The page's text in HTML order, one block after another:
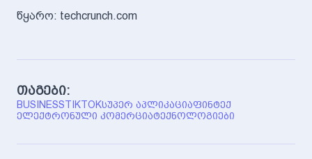
წყარო: techcrunch.com
თაგები:
BUSINESSTIKTOKᲡᲣᲞᲔᲠ ᲐᲞᲚᲘᲙᲐᲪᲘᲐᲤᲘᲜᲢᲔᲥ
ᲔᲚᲔᲥᲢᲠᲝᲜᲣᲚᲘ ᲙᲝᲛᲔᲠᲪᲘᲐᲢᲔᲥᲜᲝᲚᲝᲒᲘᲔᲑᲘ